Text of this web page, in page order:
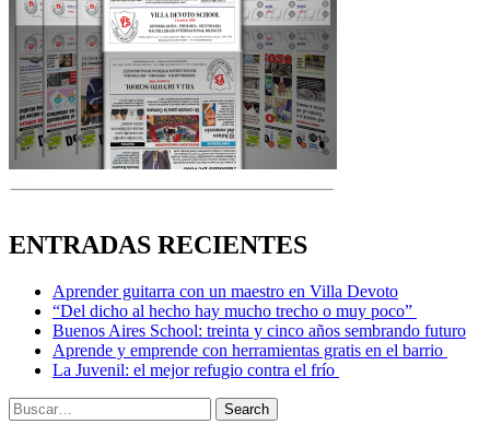
ENTRADAS RECIENTES
Aprender guitarra con un maestro en Villa Devoto
“Del dicho al hecho hay mucho trecho o muy poco”
Buenos Aires School: treinta y cinco años sembrando futuro
Aprende y emprende con herramientas gratis en el barrio
La Juvenil: el mejor refugio contra el frío
Search
for:
Search